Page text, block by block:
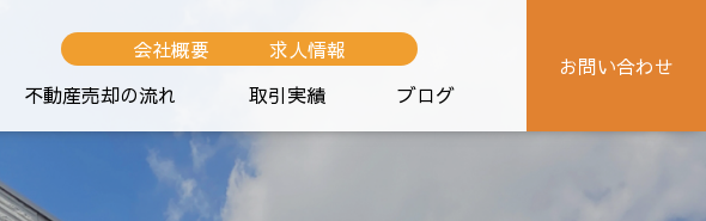
会社概要
求人情報
不動産売却の流れ
取引実績 ブログ
お問い合わせ